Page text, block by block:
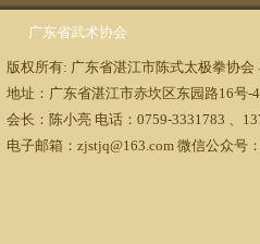
广东省武术协会
版权所有: 广东省湛江市陈式太极拳协会
地址：广东省湛江市赤坎区东园路16号-
会长：陈小亮 电话：0759-3331783 、
电子邮箱：zjstjq@163.com 微信公众号